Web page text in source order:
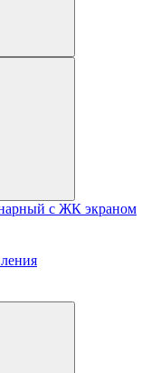
с ЖК экраном